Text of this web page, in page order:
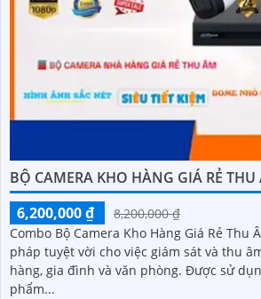
BỘ CAMERA KHO HÀNG GIÁ RẺ THU
6,200,000 ₫
8,200,000 ₫
Combo Bộ Camera Kho Hàng Giá Rẻ Thu
pháp tuyệt vời cho việc giám sát và thu
hàng, gia đình và văn phòng. Được sử dụng rộng rãi, sản
phẩm...